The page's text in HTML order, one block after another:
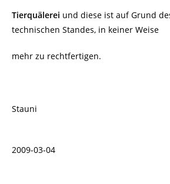
Tierquälerei und diese ist auf Grund
technischen Standes, in keiner Weise
mehr zu rechtfertigen.
Stauni
2009-03-04